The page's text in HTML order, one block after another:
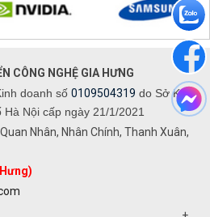
CÔNG NGHỆ GIA HƯNG
doanh số 0109504319 do Sở Kế
Nội cấp ngày 21/1/2021
Nhân, Nhân Chính, Thanh Xuân,